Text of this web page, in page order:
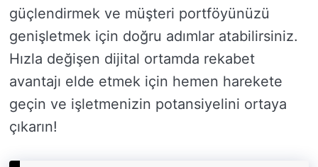
güçlendirmek ve müşteri portföyünüzü
genişletmek için doğru adımlar atabilirsiniz.
Hızla değişen dijital ortamda rekabet
avantajı elde etmek için hemen harekete
geçin ve işletmenizin potansiyelini ortaya
çıkarın!